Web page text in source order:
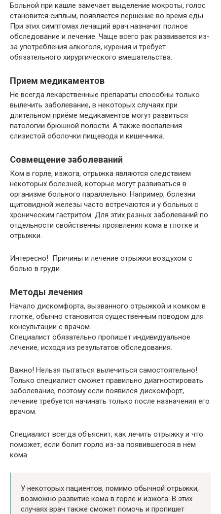
Больной при кашле замечает выделение мокроты, голос
становится сиплым, появляется першение во время еды.
При этих симптомах лечащий врач назначит полное
обследование и лечение. Чаще всего рак развивается из-
за употребления алкоголя, курения и требует
обязательного хирургического вмешательства.
Прием медикаментов
Не всегда лекарственные препараты способны только
вылечить заболевание, в некоторых случаях при
длительном приёме медикаментов могут развиться
патологии брюшной полости. А также воспаления
слизистой оболочки пищевода и кишечника.
Совмещение заболеваний
Ком в горле, изжога, отрыжка являются следствием
некоторых болезней, которые могут развиваться в
организме больного параллельно. Например, болезни
щитовидной железы часто встречаются и у больных с
хроническим гастритом. Для этих разных заболеваний по
отдельности свойственны проявления кома в глотке и
отрыжки.
Интересно! Причины и лечение отрыжки воздухом с
болью в груди
Методы лечения
Начало дискомфорта, вызванного отрыжкой и комком в
глотке, обычно становится существенным поводом для
консультации с врачом.
Специалист обязательно пропишет индивидуальное
лечение, исходя из результатов обследования.
Важно! Нельзя пытаться вылечиться самостоятельно!
Только специалист сможет правильно диагностировать
заболевание, поэтому если появился дискомфорт,
лечение требуется начинать только после назначения его
врачом.
Специалист всегда объяснит, как лечить отрыжку и что
поможет, если болит горло из-за появившегося в нём
кома.
У некоторых пациентов, помимо обычной отрыжки,
возможно развитие кома в горле и изжога. В этих
случаях врач также сможет помочь и пропишет